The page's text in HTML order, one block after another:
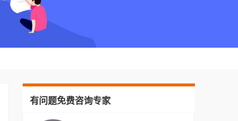
有问题免费咨询专家